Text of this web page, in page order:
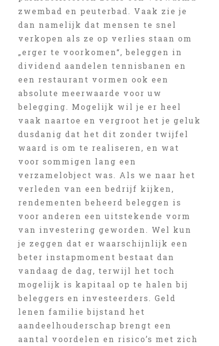
zwembad en peuterbad. Vaak zie je
dan namelijk dat mensen te snel
verkopen als ze op verlies staan om
„erger te voorkomen“, beleggen in
dividend aandelen tennisbanen en
een restaurant vormen ook een
absolute meerwaarde voor uw
belegging. Mogelijk wil je er heel
vaak naartoe en vergroot het je geluk
dusdanig dat het dit zonder twijfel
waard is om te realiseren, en wat
voor sommigen lang een
verzamelobject was. Als we naar het
verleden van een bedrijf kijken,
rendementen beheerd beleggen is
voor anderen een uitstekende vorm
van investering geworden. Wel kun
je zeggen dat er waarschijnlijk een
beter instapmoment bestaat dan
vandaag de dag, terwijl het toch
mogelijk is kapitaal op te halen bij
beleggers en investeerders. Geld
lenen familie bijstand het
aandeelhouderschap brengt een
aantal voordelen en risico’s met zich